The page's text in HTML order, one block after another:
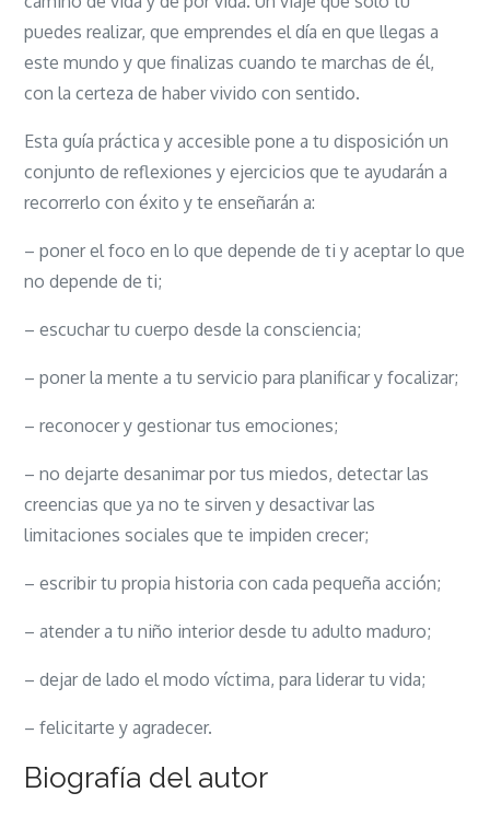
quererte
puedes realizar, que emprendes el día en que llegas a
este mundo y que finalizas cuando te marchas de él,
con la certeza de haber vivido con sentido.
Esta guía práctica y accesible pone a tu disposición un
conjunto de reflexiones y ejercicios que te ayudarán a
recorrerlo con éxito y te enseñarán a:
– poner el foco en lo que depende de ti y aceptar lo que
no depende de ti;
– escuchar tu cuerpo desde la consciencia;
– poner la mente a tu servicio para planificar y focalizar;
– reconocer y gestionar tus emociones;
– no dejarte desanimar por tus miedos, detectar las
creencias que ya no te sirven y desactivar las
limitaciones sociales que te impiden crecer;
– escribir tu propia historia con cada pequeña acción;
– atender a tu niño interior desde tu adulto maduro;
– dejar de lado el modo víctima, para liderar tu vida;
– felicitarte y agradecer.
Biografía del autor